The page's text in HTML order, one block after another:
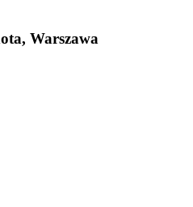
Warszawa